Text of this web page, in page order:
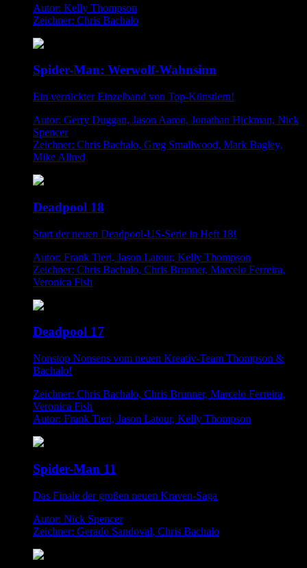
Autor: Kelly Thompson
Zeichner: Chris Bachalo
Spider-Man: Werwolf-Wahnsinn
Ein verrückter Einzelband von Top-Künstlern!
Autor: Gerry Duggan, Jason Aaron, Jonathan Hickman, Nick
Spencer
Zeichner: Chris Bachalo, Greg Smallwood, Mark Bagley,
Mike Allred
Deadpool 18
Start der neuen Deadpool-US-Serie in Heft 18!
Autor: Frank Tieri, Jason Latour, Kelly Thompson
Zeichner: Chris Bachalo, Chris Brunner, Marcelo Ferreira,
Veronica Fish
Deadpool 17
Nonstop Nonsens vom neuen Kreativ-Team Thompson &
Bachalo!
Zeichner: Chris Bachalo, Chris Brunner, Marcelo Ferreira,
Veronica Fish
Autor: Frank Tieri, Jason Latour, Kelly Thompson
Spider-Man 11
Das Finale der großen neuen Kraven-Saga
Autor: Nick Spencer
Zeichner: Gerado Sandoval, Chris Bachalo